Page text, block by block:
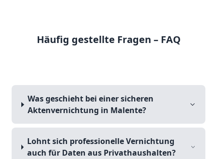
Häufig gestellte Fragen – FAQ
Was geschieht bei einer sicheren
Aktenvernichtung in Malente?
Lohnt sich professionelle Vernichtung
auch für Daten aus Privathaushalten?